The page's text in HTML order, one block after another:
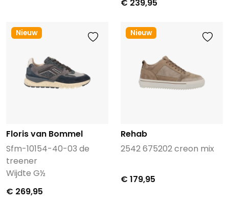
€ 239,95
Nieuw
Floris van Bommel
Sfm-10154-40-03 de
treener
Wijdte G½
€ 269,95
Nieuw
Rehab
2542 675202 creon mix
€ 179,95